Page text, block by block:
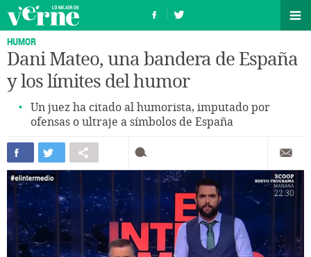
HUMOR
Dani Mateo, una bandera de España
y los límites del humor
Un juez ha citado al humorista, imputado por
ofensas o ultraje a símbolos de España